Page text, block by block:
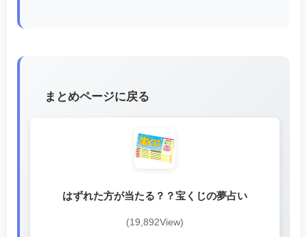
まとめページに戻る
はずれた方が当たる？？宝くじの夢占い
(19,892View)